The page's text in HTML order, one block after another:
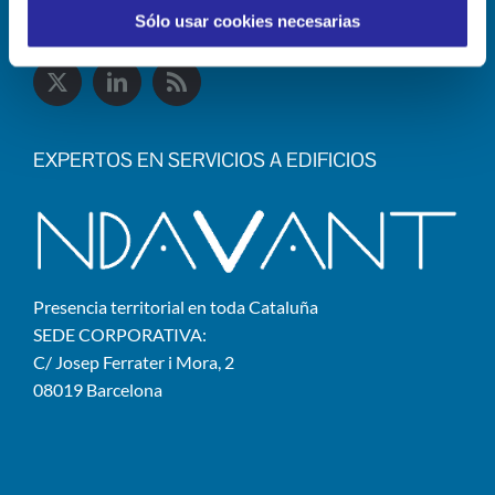
Sólo usar cookies necesarias
EXPERTOS EN SERVICIOS A EDIFICIOS
Presencia territorial en toda Cataluña
SEDE CORPORATIVA:
C/ Josep Ferrater i Mora, 2
08019 Barcelona